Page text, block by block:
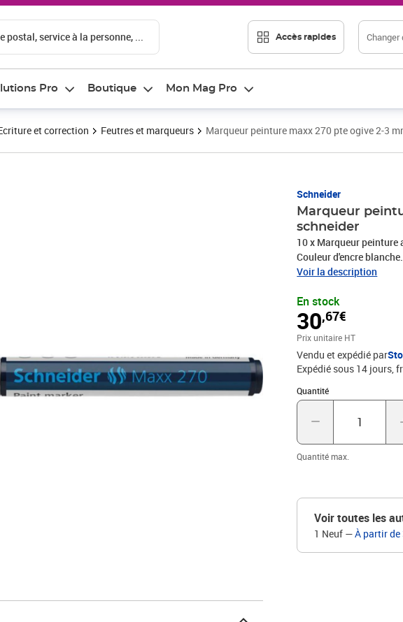
postal, service à la personne, ... Accès rapides Changer
Pro Boutique Mon Mag Pro
et correction Feutres et marqueurs Marqueur peinture maxx 270 pte ogive 2-3
Schneider
Marqueur
schneider
10 x Marqueur peinture
Couleur d'encre
lisses, comme par ex.
L'encre est résistante à
300° C et résistante à
sans toluène et xylène.
interchangeable.,
Voir la description
En stock
30,67€
Prix 30,67€
Prix unitaire HT
Vendu et expédié par
Expédié sous 14 jours,
Quantité
Quantité : 1
Quantité max.
Voir toutes les
1 Neuf —À partir de